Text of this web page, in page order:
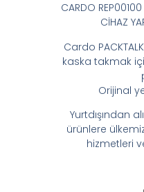
CARDO
CİHAZ
Cardo
kaska takmak
Orijinal
Yurtdışından
ürünlere
hizmetleri